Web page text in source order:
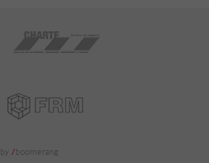
by /boomerang